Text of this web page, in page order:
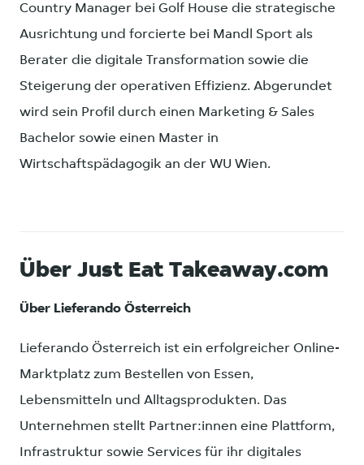
Country Manager bei Golf House die strategische
Ausrichtung und forcierte bei Mandl Sport als
Berater die digitale Transformation sowie die
Steigerung der operativen Effizienz. Abgerundet
wird sein Profil durch einen Marketing & Sales
Bachelor sowie einen Master in
Wirtschaftspädagogik an der WU Wien.
Über Just Eat Takeaway.com
Über Lieferando Österreich
Lieferando Österreich ist ein erfolgreicher Online-
Marktplatz zum Bestellen von Essen,
Lebensmitteln und Alltagsprodukten. Das
Unternehmen stellt Partner:innen eine Plattform,
Infrastruktur sowie Services für ihr digitales